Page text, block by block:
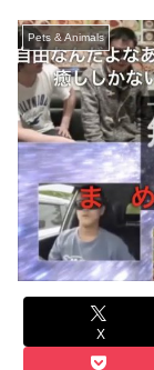
Pets & Animals
X